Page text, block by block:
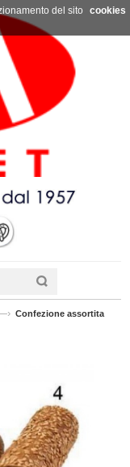
Confezione assortita
del sito
cookies